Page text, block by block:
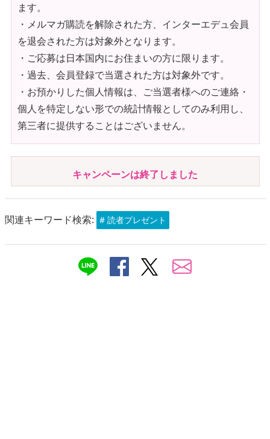
ます。
・メルマガ購読を解除された方、インターエデュ会員
を退会された方は対象外となります。
・ご応募は日本国内にお住まいの方に限ります。
・過去、会員登録で当選された方は対象外です。
・お預かりした個人情報は、ご当選者様へのご連絡・
個人を特定しない形での統計情報としてのみ利用し、
第三者に提供することはございません。
キャンペーンは終了しました
関連キーワード検索: # 読者プレゼント